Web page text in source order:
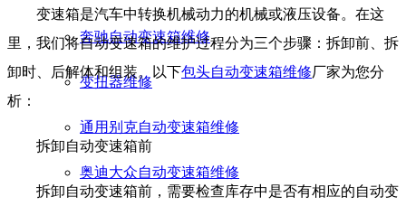
奔驰自动变速箱维修
变扭器维修
通用别克自动变速箱维修
奥迪大众自动变速箱维修
变速箱是汽车中转换机械动力的机械或液压设备。在这
里，我们将自动变速箱的维护过程分为三个步骤：拆卸前、拆
卸时、后解体和组装。以下包头自动变速箱维修厂家为您分
析：
拆卸自动变速箱前
拆卸自动变速箱前，需要检查库存中是否有相应的自动变